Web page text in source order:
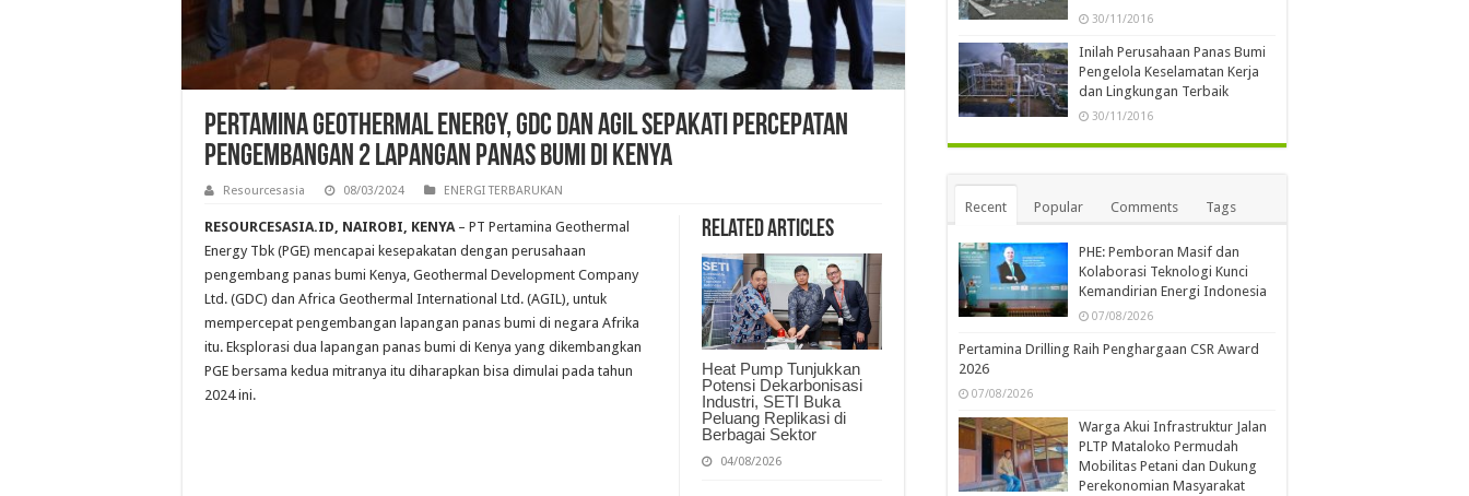
Pertamina Geothermal Energy, GDC dan AGIL Sepakati Percepatan
Pengembangan 2 Lapangan Panas Bumi di Kenya
Resourcesasia 08/03/2024 ENERGI TERBARUKAN
Related Articles
Heat Pump Tunjukkan
Potensi Dekarbonisasi
Industri, SETI Buka
Peluang Replikasi di
Berbagai Sektor
04/08/2026
RESOURCESASIA.ID, NAIROBI, KENYA– PT Pertamina Geothermal
Energy Tbk (PGE) mencapai kesepakatan dengan perusahaan
pengembang panas bumi Kenya, Geothermal Development Company
Ltd. (GDC) dan Africa Geothermal International Ltd. (AGIL), untuk
mempercepat pengembangan lapangan panas bumi di negara Afrika
itu. Eksplorasi dua lapangan panas bumi di Kenya yang dikembangkan
PGE bersama kedua mitranya itu diharapkan bisa dimulai pada tahun
2024 ini.
30/11/2016
Inilah Perusahaan Panas Bumi
Pengelola Keselamatan Kerja
dan Lingkungan Terbaik
30/11/2016
Recent Popular Comments Tags
PHE: Pemboran Masif dan
Kolaborasi Teknologi Kunci
Kemandirian Energi Indonesia
07/08/2026
Pertamina Drilling Raih Penghargaan CSR Award
2026
07/08/2026
Warga Akui Infrastruktur Jalan
PLTP Mataloko Permudah
Mobilitas Petani dan Dukung
Perekonomian Masyarakat